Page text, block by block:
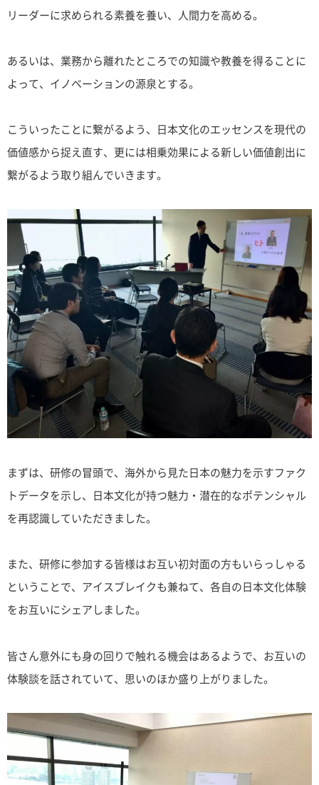
リーダーに求められる素養を養い、人間力を高める。
あるいは、業務から離れたところでの知識や教養を得ることに
よって、イノベーションの源泉とする。
こういったことに繋がるよう、日本文化のエッセンスを現代の
価値感から捉え直す、更には相乗効果による新しい価値創出に
繋がるよう取り組んでいきます。
まずは、研修の冒頭で、海外から見た日本の魅力を示すファク
トデータを示し、日本文化が持つ魅力・潜在的なポテンシャル
を再認識していただきました。
また、研修に参加する皆様はお互い初対面の方もいらっしゃる
ということで、アイスブレイクも兼ねて、各自の日本文化体験
をお互いにシェアしました。
皆さん意外にも身の回りで触れる機会はあるようで、お互いの
体験談を話されていて、思いのほか盛り上がりました。